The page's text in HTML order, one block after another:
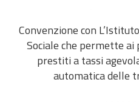
Convenzione con
Sociale che permette ai
prestiti a tassi
automatica delle